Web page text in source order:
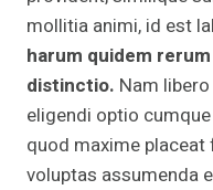
mollitia animi, id est
harum quidem
distinctio. Nam
eligendi optio
quod maxime
voluptas assumenda